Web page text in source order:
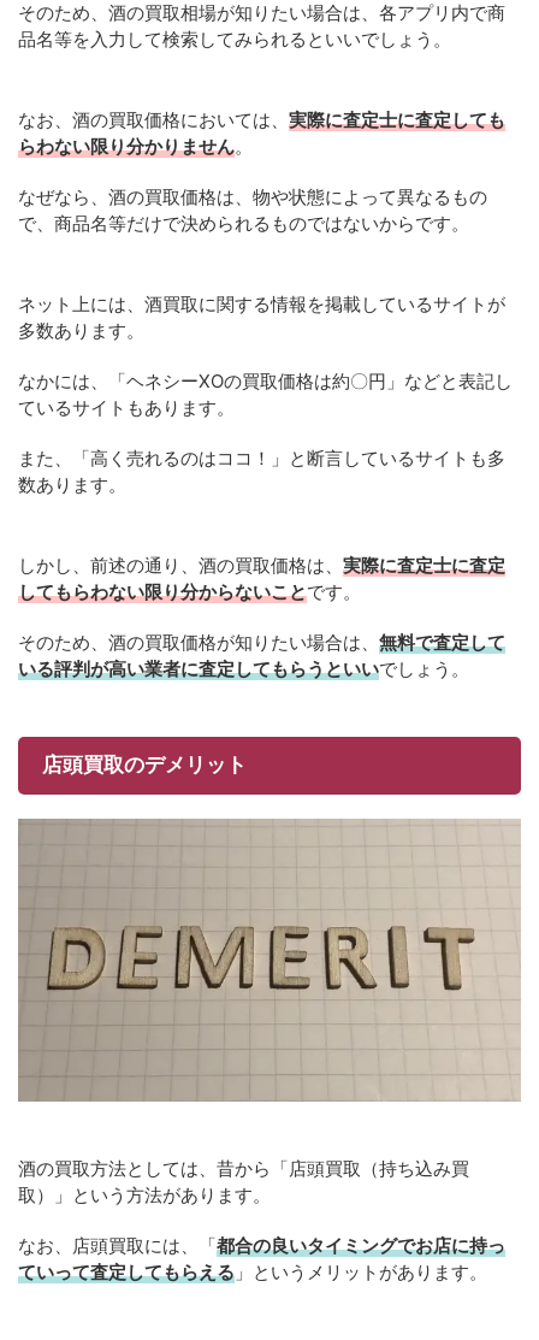
そのため、酒の買取相場が知りたい場合は、各アプリ内で商
品名等を入力して検索してみられるといいでしょう。
なお、酒の買取価格においては、 実際に査定士に査定しても
らわない限り分かりません。
なぜなら、酒の買取価格は、物や状態によって異なるもの
で、商品名等だけで決められるものではないからです。
ネット上には、酒買取に関する情報を掲載しているサイトが
多数あります。
なかには、「ヘネシーXOの買取価格は約〇円」などと表記し
ているサイトもあります。
また、「高く売れるのはココ！」と断言しているサイトも多
数あります。
しかし、前述の通り、酒の買取価格は、 実際に査定士に査定
してもらわない限り分からないことです。
そのため、酒の買取価格が知りたい場合は、 無料で査定して
いる評判が高い業者に査定してもらうといいでしょう。
店頭買取のデメリット
酒の買取方法としては、昔から「店頭買取（持ち込み買
取）」という方法があります。
なお、店頭買取には、「都合の良いタイミングでお店に持っ
ていって査定してもらえる 」というメリットがあります。